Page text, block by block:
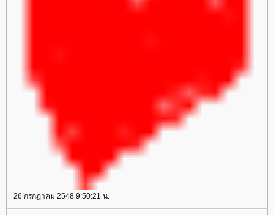
26 กรกฎาคม 2548 9:50:21 น.